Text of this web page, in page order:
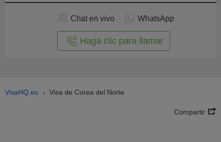
Chat en vivo WhatsApp
Haga clic para llamar
VisaHQ.es › Visa de Corea del Norte
Compartir